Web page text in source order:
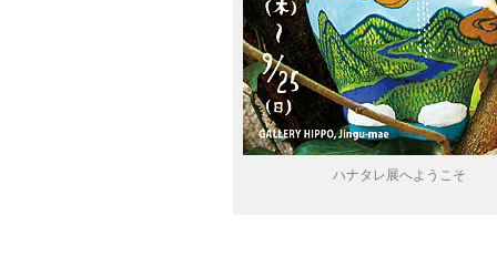
ハナタレ展へようこそ